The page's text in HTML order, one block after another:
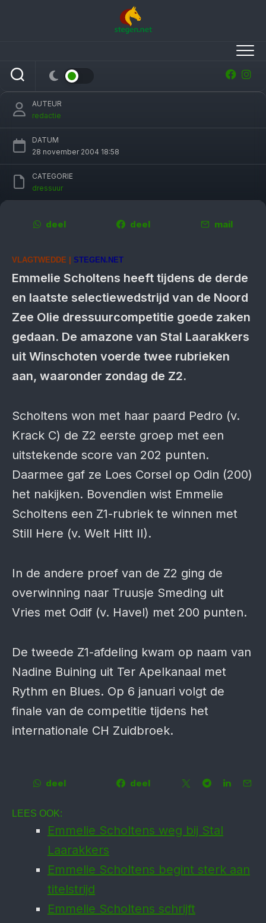
NZO-competitie
AUTEUR
redactie
DATUM
28 november 2004 18:58
CATEGORIE
dressuur
deel deel mail
VLAGTWEDDE | STEGEN.NET
Emmelie Scholtens heeft tijdens de derde
en laatste selectiewedstrijd van de Noord
Zee Olie dressuurcompetitie goede zaken
gedaan. De amazone van Stal Laarakkers
uit Winschoten voerde twee rubrieken
aan, waaronder zondag de Z2.
Scholtens won met haar paard Pedro (v.
Krack C) de Z2 eerste groep met een
uitstekende score van 202 punten.
Daarmee gaf ze Loes Corsel op Odin (200)
het nakijken. Bovendien wist Emmelie
Scholtens een Z1-rubriek te winnen met
Still Here (v. Welt Hitt II).
In de andere proef van de Z2 ging de
overwinning naar Truusje Smeding uit
Vries met Odif (v. Havel) met 200 punten.
De tweede Z1-afdeling kwam op naam van
Nadine Buining uit Ter Apelkanaal met
Rythm en Blues. Op 6 januari volgt de
finale van de competitie tijdens het
internationale CH Zuidbroek.
deel deel
LEES OOK:
Emmelie Scholtens weg bij Stal
Laarakkers
Emmelie Scholtens begint sterk aan
titelstrijd
Emmelie Scholtens schrijft